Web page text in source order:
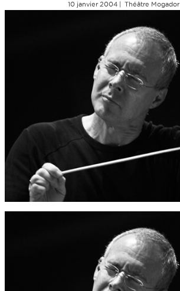
10 janvier 2004 Théâtre Mogador